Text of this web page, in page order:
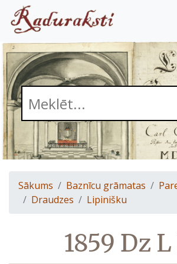
Sākums Baznīcu grāmatas
Draudzes
Lipinišku
1859 Dz